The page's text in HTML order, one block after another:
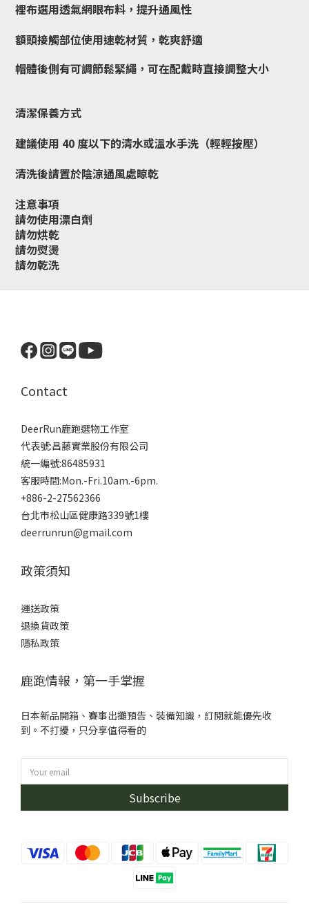
裡布選用透氣網眼布料，提升通風性
額頭接觸部位使用速乾材質，乾爽舒適
帽體後側有可調節鬆緊繩，可在配戴時直接調整大小
清潔保養方式
建議使用 40 度以下的清水或溫水手洗（輕輕按壓）
清洗後請置於陰涼通風處晾乾
注意事項
請勿使用漂白劑
請勿烘乾
請勿熨燙
請勿乾洗
Contact
DeerRun鹿跑選物工作室
代表號:昌藤實業股份有限公司
統一編號:86485931
客服時間:Mon.-Fri.10am.-6pm.
+886-2-27562366
台北市松山區健康路339號1樓
deerrunrun@gmail.com
政策須知
運送政策
退換貨政策
隱私政策
鹿跑情報，第一手掌握
日本新品開箱、賽事出攤預告、裝備知識，訂閱就能優先收
到。不打擾，只分享值得看的
Subscribe